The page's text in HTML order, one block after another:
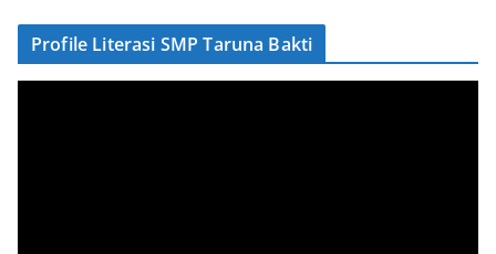
Profile Literasi SMP Taruna Bakti